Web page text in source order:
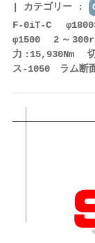
カテゴリー :
F-0iT-C
φ1500 2～
力:15,930Nm
ス-1050 ラム